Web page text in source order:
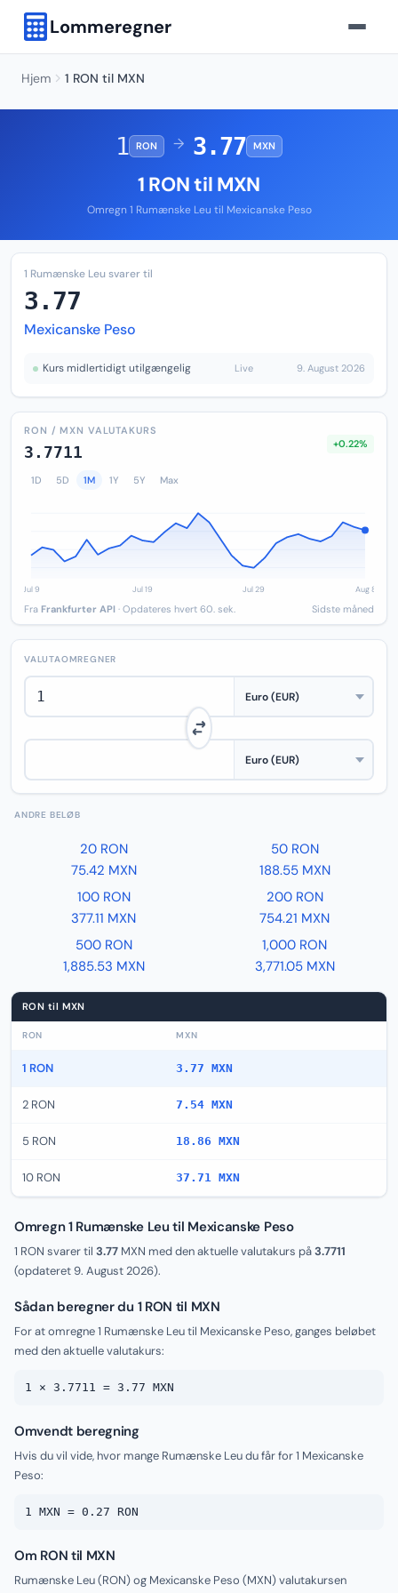
Lommeregner
Hjem 1 RON til MXN
1 RON → 3.77 MXN
1 RON til MXN
Omregn 1 Rumænske Leu til Mexicanske Peso
1 Rumænske Leu svarer til
3.77
Mexicanske Peso
Kurs midlertidigt utilgængelig Live 9. August 2026
RON / MXN VALUTAKURS
3.7711 +0.22%
1D 5D 1M 1Y 5Y Max
Fra Frankfurter API · Opdateres hvert 60. sek. Sidste måned
VALUTAOMREGNER
ANDRE BELØB
20 RON
75.42 MXN
50 RON
188.55 MXN
100 RON
377.11 MXN
200 RON
754.21 MXN
500 RON
1,885.53 MXN
1,000 RON
3,771.05 MXN
RON til MXN
RON MXN
1 RON 3.77 MXN
2 RON 7.54 MXN
5 RON 18.86 MXN
10 RON 37.71 MXN
Omregn 1 Rumænske Leu til Mexicanske Peso
1 RON svarer til 3.77 MXN med den aktuelle valutakurs på3.7711
(opdateret9. August 2026).
Sådan beregner du 1 RON til MXN
For at omregne 1 Rumænske Leu til Mexicanske Peso, ganges beløbet
med den aktuelle valutakurs:
1 × 3.7711 = 3.77 MXN
Omvendt beregning
Hvis du vil vide, hvor mange Rumænske Leu du får for 1 Mexicanske
Peso:
1 MXN = 0.27 RON
Om RON til MXN
Rumænske Leu (RON) og Mexicanske Peso (MXN) valutakursen